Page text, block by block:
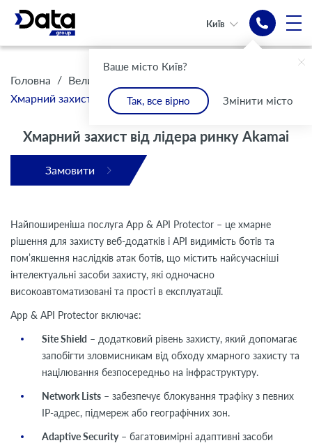
Ваше місто Київ?
Так, все вірно Змінити місто
Київ
від лідера ринку
Akamai
Головна / Великому бізнесу
Хмарний захист Akamai
Хмарний захист від лідера ринку Akamai
Замовити
Найпоширеніша послуга App & API Protector – це хмарне
рішення для захисту веб-додатків і API видимість ботів та
пом’якшення наслідків атак ботів, що містить найсучасніші
інтелектуальні засоби захисту, які одночасно
високоавтоматизовані та прості в експлуатації.
App & API Protector включає:
Site Shield – додатковий рівень захисту, який допомагає
запобігти зловмисникам від обходу хмарного захисту та
націлювання безпосередньо на інфраструктуру.
Network Lists – забезпечує блокування трафіку з певних
IP-адрес, підмереж або географічних зон.
Adaptive Security– багатовимірні адаптивні засоби